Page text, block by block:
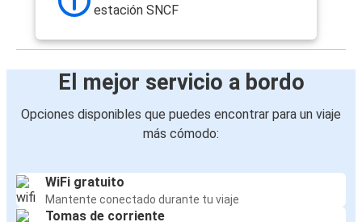
estación SNCF
El mejor servicio a bordo
Opciones disponibles que puedes encontrar para un viaje
más cómodo:
WiFi gratuito
Mantente conectado durante tu viaje
Tomas de corriente